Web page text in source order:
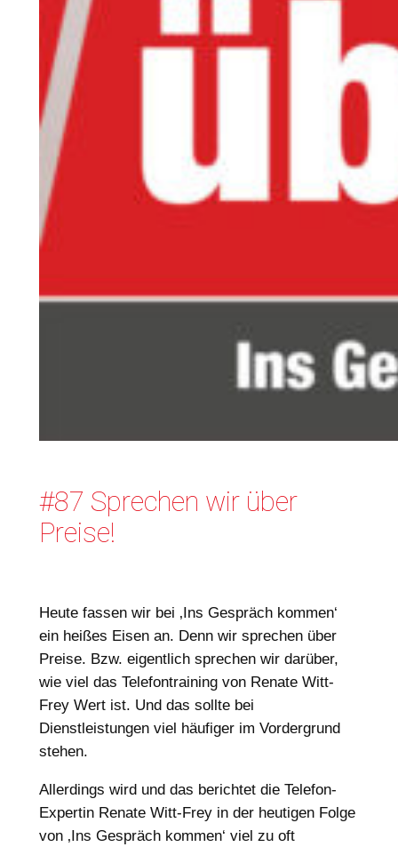
#87 Sprechen wir über
Preise!
Heute fassen wir bei ‚Ins Gespräch kommen‘
ein heißes Eisen an. Denn wir sprechen über
Preise. Bzw. eigentlich sprechen wir darüber,
wie viel das Telefontraining von Renate Witt-
Frey Wert ist. Und das sollte bei
Dienstleistungen viel häufiger im Vordergrund
stehen.
Allerdings wird und das berichtet die Telefon-
Expertin Renate Witt-Frey in der heutigen Folge
von ‚Ins Gespräch kommen‘ viel zu oft